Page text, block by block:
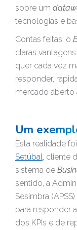
sobre um
tecnologias e
Contas feitas, o
claras
quer cada vez
responder,
mercado aberto
Um
Esta realidade
Setúbal , cliente
sistema de
sentido, a
Sesimbra
para responder
dos KPIs e de